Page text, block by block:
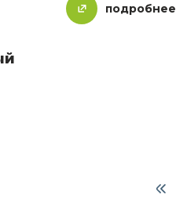
подробнее